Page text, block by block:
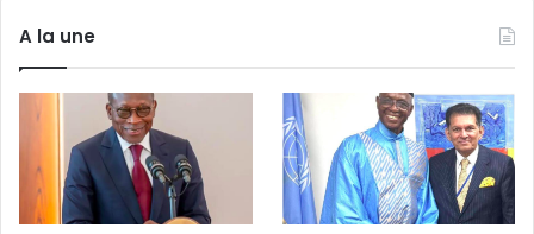
A la une